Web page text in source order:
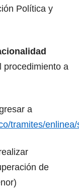
Política y
procedimiento a
a
tramites/
de